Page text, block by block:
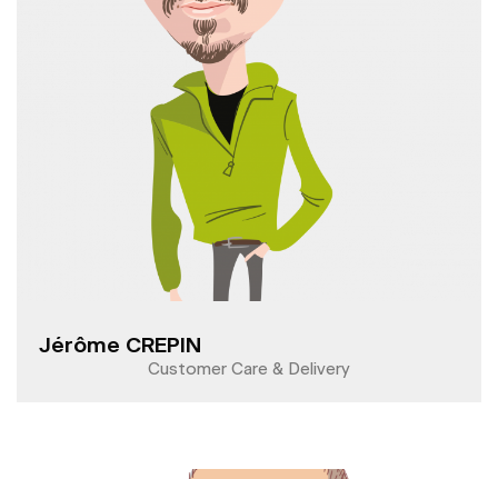
Jérôme CREPIN
Customer Care & Delivery